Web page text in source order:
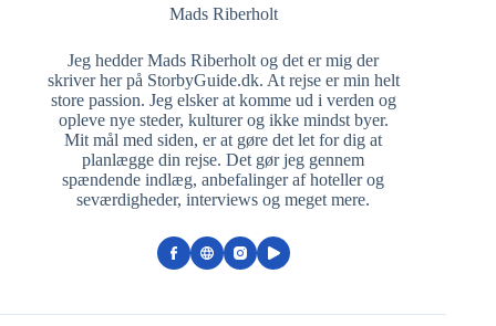
Mads Riberholt
Jeg hedder Mads Riberholt og det er mig der
skriver her på StorbyGuide.dk. At rejse er min helt
store passion. Jeg elsker at komme ud i verden og
opleve nye steder, kulturer og ikke mindst byer.
Mit mål med siden, er at gøre det let for dig at
planlægge din rejse. Det gør jeg gennem
spændende indlæg, anbefalinger af hoteller og
seværdigheder, interviews og meget mere.